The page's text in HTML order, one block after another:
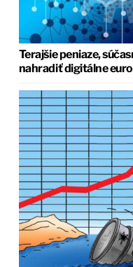
Terajšie peniaze,
nahradiť digitálne euro